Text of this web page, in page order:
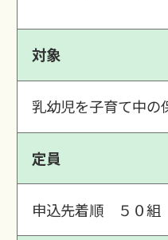
対象
乳幼児を子育て中
定員
申込先着順 ５０組